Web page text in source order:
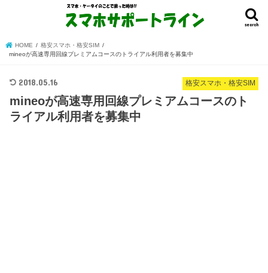
search
HOME
格安スマホ・格安SIM
mineoが高速専用回線プレミアムコースのトライアル利用者を募集中
格安スマホ・格安SIM
2018.05.16
mineoが高速専用回線プレミアムコースのト
ライアル利用者を募集中